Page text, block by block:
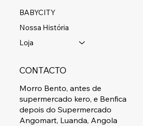
BABYCITY
Nossa História
Loja
CONTACTO
Morro Bento, antes de
supermercado kero, e Benfica
depois do Supermercado
Angomart, Luanda, Angola